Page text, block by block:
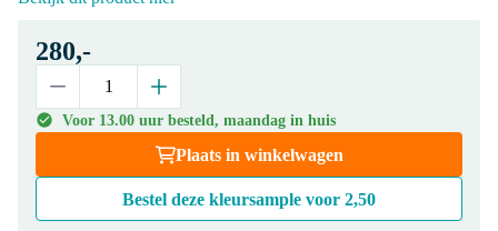
280,-
Voor 13.00 uur besteld, maandag in huis
Plaats in winkelwagen
Bestel deze kleursample voor 2,50